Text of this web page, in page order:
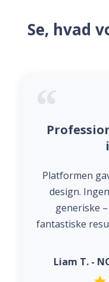
Se, hvad
Platformen
design.
generiske
fantastiske
Liam T. -